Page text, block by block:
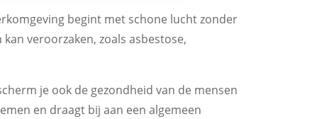
begint met schone lucht zonder
veroorzaken, zoals asbestose,
je ook de gezondheid van de mensen
en draagt bij aan een algemeen